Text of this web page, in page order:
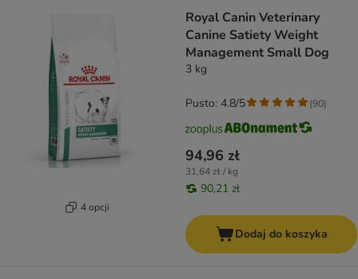
4 opcji
Royal Canin Veterinary
Canine Satiety Weight
Management Small Dog
3 kg
94,96 zł
31,64 zł / kg
90,21 zł
Pusto: 4.8/5 (90)
Dodaj do koszyka